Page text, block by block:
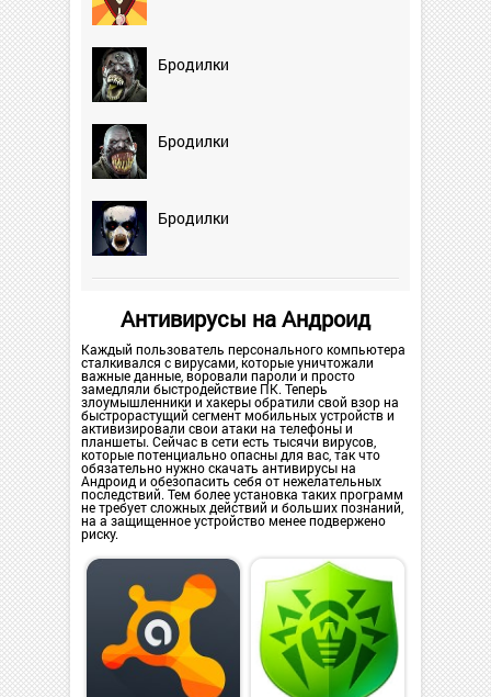
Бродилки
Бродилки
Бродилки
Антивирусы на Андроид
Каждый пользователь персонального компьютера
сталкивался с вирусами, которые уничтожали
важные данные, воровали пароли и просто
замедляли быстродействие ПК. Теперь
злоумышленники и хакеры обратили свой взор на
быстрорастущий сегмент мобильных устройств и
активизировали свои атаки на телефоны и
планшеты. Сейчас в сети есть тысячи вирусов,
которые потенциально опасны для вас, так что
обязательно нужно скачать антивирусы на
Андроид и обезопасить себя от нежелательных
последствий. Тем более установка таких программ
не требует сложных действий и больших познаний,
на а защищенное устройство менее подвержено
риску.